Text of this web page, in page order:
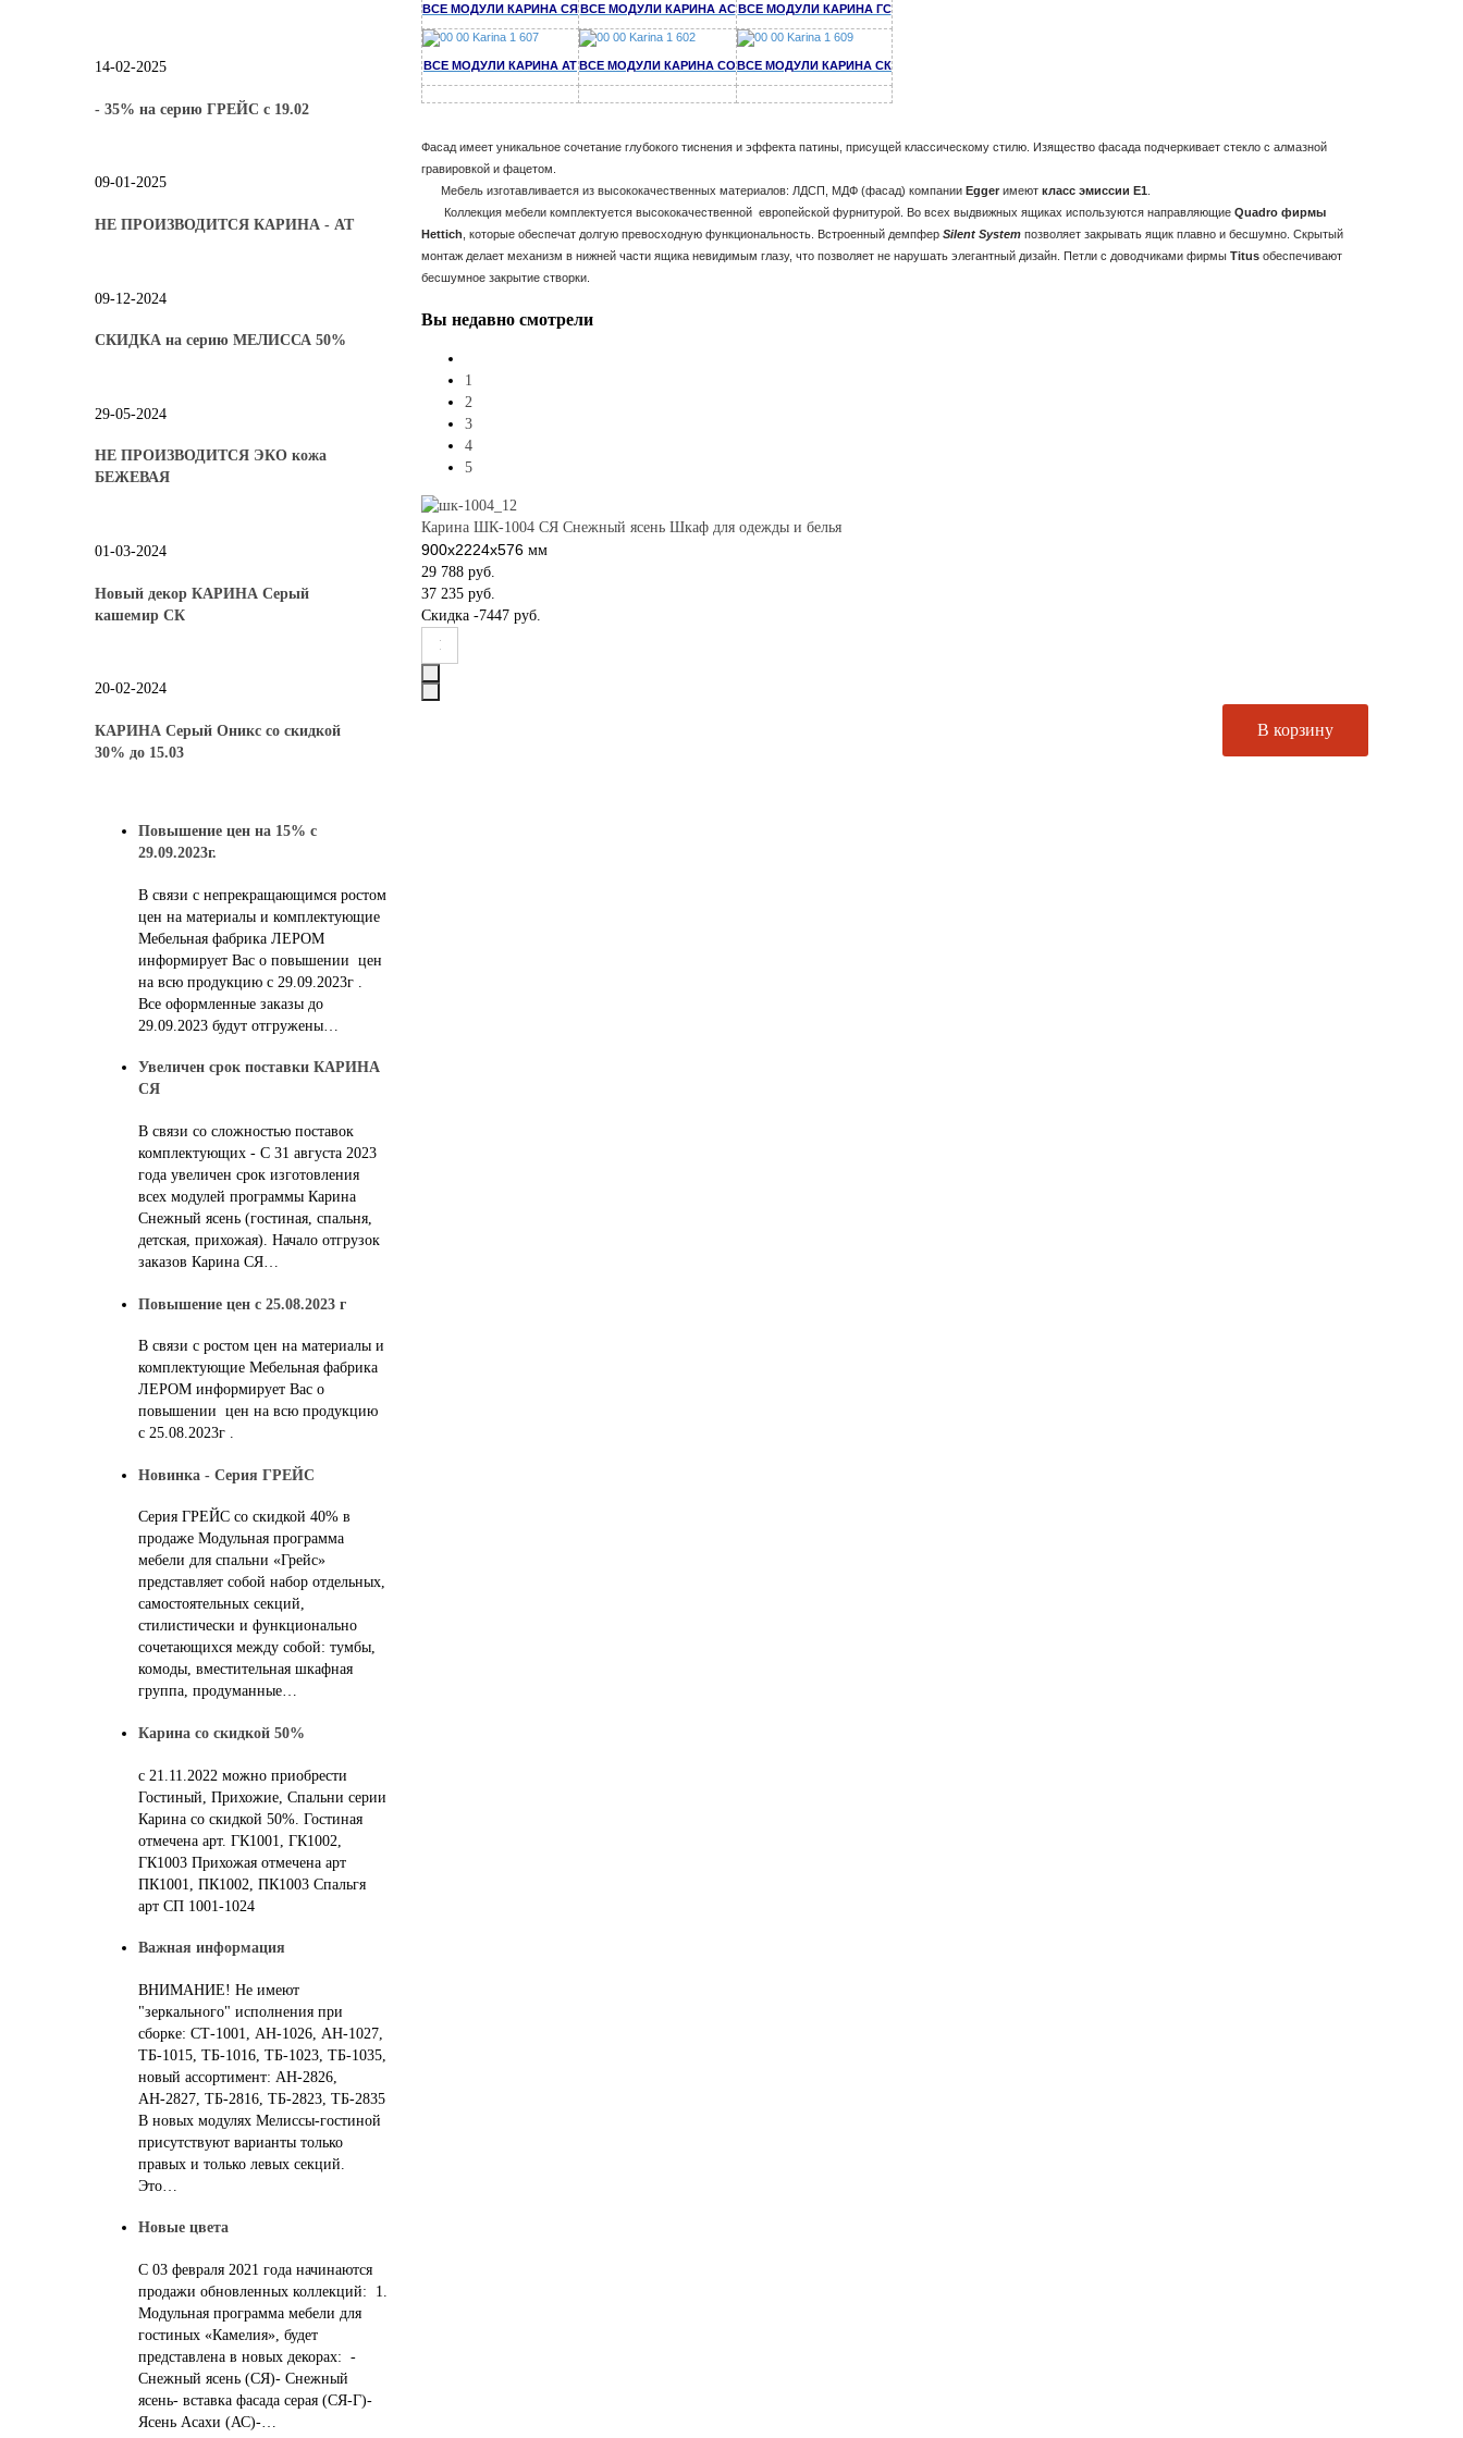
ВСЕ МОДУЛИ КАРИНА СЯ ВСЕ МОДУЛИ КАРИНА АС ВСЕ МОДУЛИ КАРИНА ГС
ВСЕ МОДУЛИ КАРИНА АТ ВСЕ МОДУЛИ КАРИНА СО ВСЕ МОДУЛИ КАРИНА СК
Фасад имеет уникальное сочетание глубокого тиснения и эффекта патины, присущей классическому стилю. Изящество фасада подчеркивает стекло с алмазной
гравировкой и фацетом.
Мебель изготавливается из высококачественных материалов: ЛДСП, МДФ (фасад) компании Egger имеют класс эмиссии Е1
Коллекция мебели комплектуется высококачественной европейской фурнитурой. Во всех выдвижных ящиках используются направляющие Quadro фирмы
Hettich , которые обеспечат долгую превосходную функциональность. Встроенный демпфер Silent System позволяет закрывать ящик плавно и бесшумно. Скрытый
монтаж делает механизм в нижней части ящика невидимым глазу, что позволяет не нарушать элегантный дизайн. Петли с доводчиками фирмы Titus обеспечивают
бесшумное закрытие створки.
Вы недавно смотрели
1
2
3
4
5
Карина ШК-1004 СЯ Снежный ясень Шкаф для одежды и белья
900х2224х576 мм
29 788 руб.
37 235 руб.
Скидка -7447 руб.
14-02-2025
- 35% на серию ГРЕЙС с 19.02
09-01-2025
НЕ ПРОИЗВОДИТСЯ КАРИНА - АТ
09-12-2024
СКИДКА на серию МЕЛИССА 50%
29-05-2024
НЕ ПРОИЗВОДИТСЯ ЭКО кожа
БЕЖЕВАЯ
01-03-2024
Новый декор КАРИНА Серый
кашемир СК
20-02-2024
КАРИНА Серый Оникс со скидкой
30% до 15.03
Повышение цен на 15% с
29.09.2023г.
В связи с непрекращающимся ростом
цен на материалы и комплектующие
Мебельная фабрика ЛЕРОМ
информирует Вас о повышении цен
на всю продукцию с 29.09.2023г .
Все оформленные заказы до
29.09.2023 будут отгружены…
Увеличен срок поставки КАРИНА
СЯ
В связи со сложностью поставок
комплектующих - С 31 августа 2023
года увеличен срок изготовления
всех модулей программы Карина
Снежный ясень (гостиная, спальня,
детская, прихожая). Начало отгрузок
заказов Карина СЯ…
Повышение цен с 25.08.2023 г
В связи с ростом цен на материалы и
комплектующие Мебельная фабрика
ЛЕРОМ информирует Вас о
повышении цен на всю продукцию
с 25.08.2023г .
Новинка - Серия ГРЕЙС
Серия ГРЕЙС со скидкой 40% в
продаже Модульная программа
мебели для спальни «Грейс»
представляет собой набор отдельных,
самостоятельных секций,
стилистически и функционально
сочетающихся между собой: тумбы,
комоды, вместительная шкафная
группа, продуманные…
Карина со скидкой 50%
с 21.11.2022 можно приобрести
Гостиный, Прихожие, Спальни серии
Карина со скидкой 50%. Гостиная
отмечена арт. ГК1001, ГК1002,
ГК1003 Прихожая отмечена арт
ПК1001, ПК1002, ПК1003 Спальгя
арт СП 1001-1024
Важная информация
ВНИМАНИЕ! Не имеют
"зеркального" исполнения при
сборке: СТ-1001, АН-1026, АН-1027,
ТБ-1015, ТБ-1016, ТБ-1023, ТБ-1035,
новый ассортимент: АН-2826,
АН-2827, ТБ-2816, ТБ-2823, ТБ-2835
В новых модулях Мелиссы-гостиной
присутствуют варианты только
правых и только левых секций.
Это…
Новые цвета
С 03 февраля 2021 года начинаются
продажи обновленных коллекций: 1.
Модульная программа мебели для
гостиных «Камелия», будет
представлена в новых декорах: -
Снежный ясень (СЯ)- Снежный
ясень- вставка фасада серая (СЯ-Г)-
Ясень Асахи (АС)-…